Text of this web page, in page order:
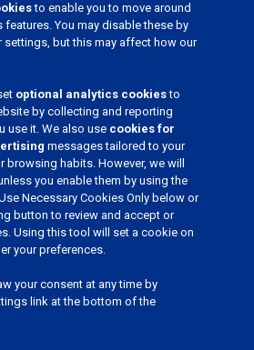
to enable you to move around
You may disable these by
settings, but this may affect how our
optional analytics cookiesto
by collecting and reporting
use it. We also use cookies for
messages tailored to your
browsing habits. However, we will
you enable them by using the
Necessary Cookies Only below or
button to review and accept or
Using this tool will set a cookie on
your preferences.
your consent at any time by
link at the bottom of the